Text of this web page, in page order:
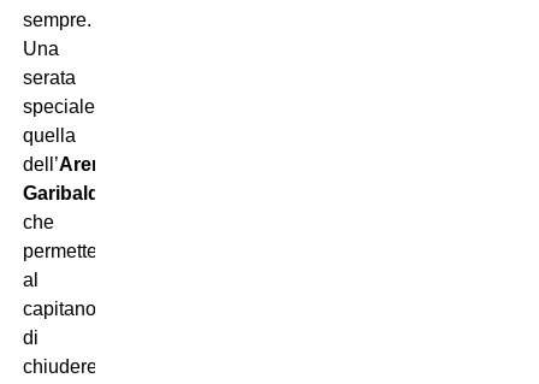
sempre.
Una
serata
speciale,
quella
dell’Arena
Garibaldi
che
permette
al
capitano
di
chiudere